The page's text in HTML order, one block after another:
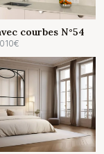
courbes N°54
€